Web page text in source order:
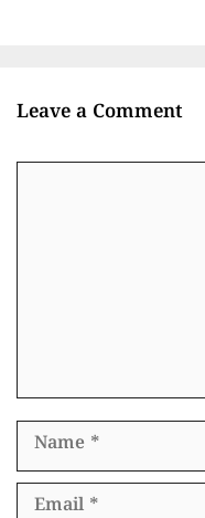
Leave a Comment
Name
Email